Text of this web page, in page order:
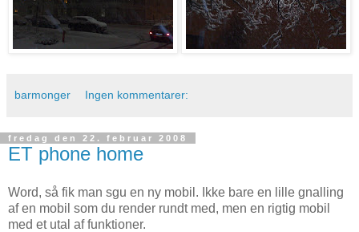
barmonger Ingen kommentarer:
fredag den 22. februar 2008
ET phone home
Word, så fik man sgu en ny mobil. Ikke bare en lille gnalling
af en mobil som du render rundt med, men en rigtig mobil
med et utal af funktioner.